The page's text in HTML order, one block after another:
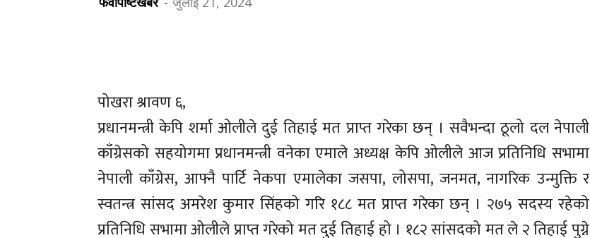
पोखरा श्रावण ६,
प्रधानमन्त्री केपि शर्मा ओलीले दुई तिहाई मत प्राप्त गरेका छन् । सवैभन्दा ठूलो दल नेपाली
काँग्रेसको सहयोगमा प्रधानमन्त्री वनेका एमाले अध्यक्ष केपि ओलीले आज प्रतिनिधि सभामा
नेपाली काँग्रेस, आफ्नै पार्टि नेकपा एमालेका जसपा, लोसपा, जनमत, नागरिक उन्मुक्ति र
स्वतन्त्र सांसद अमरेश कुमार सिंहको गरि १८८ मत प्राप्त गरेका छन् । २७५ सदस्य रहेको
प्रतिनिधि सभामा ओलीले प्राप्त गरेको मत दुई तिहाई हो । १८२ सांसदको मत ले २ तिहाई पुग्ने